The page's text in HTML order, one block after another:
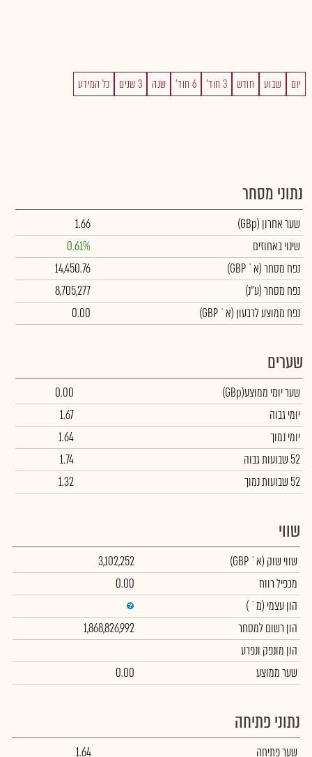
יום שבוע חודש 3 חוד' 6 חוד' שנה 3 שנים כל המידע
נתוני מסחר
שער אחרון (GBp)
1.66
שינוי באחוזים
0.61%
נפח מסחר(א` GBP)
14,450.76
נפח מסחר(ע"נ)
8,705,277
נפח ממוצע לרבעון (א` GBP)
0.00
שערים
שער יומי ממוצע(GBp)
0.00
יומי גבוה
1.67
יומי נמוך
1.64
52 שבועות גבוה
1.74
52 שבועות נמוך
1.32
שווי
שווי שוק (א` GBP)
3,102,252
מכפיל רווח
0.00
הון עצמי (מ` )
הון רשום למסחר
1,868,826,992
הון מונפק ונפרע
שער ממוצע
0.00
נתוני פתיחה
שער פתיחה 1.64